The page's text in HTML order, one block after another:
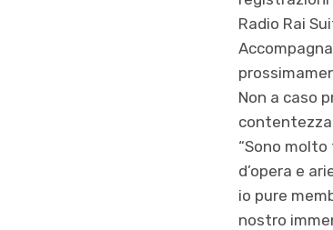
Radio Rai
Non a caso
“Sono
d’opera e
io pure
nostro